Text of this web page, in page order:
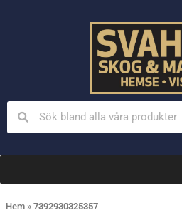
Hem » 7392930325357